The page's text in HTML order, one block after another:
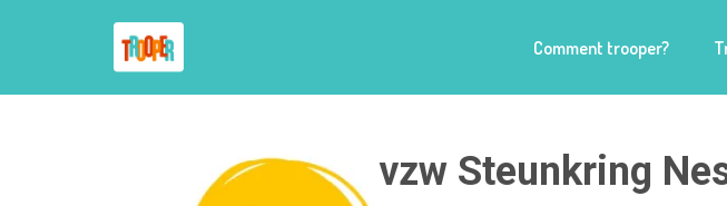
Comment trooper?
vzw Steunkring